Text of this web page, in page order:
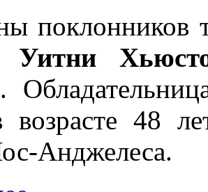
поклонников
Уитни
48
Анджелеса.